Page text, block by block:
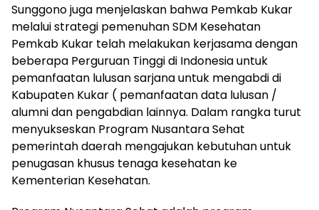
Sunggono juga menjelaskan bahwa Pemkab Kukar
melalui strategi pemenuhan SDM Kesehatan
Pemkab Kukar telah melakukan kerjasama dengan
beberapa Perguruan Tinggi di Indonesia untuk
pemanfaatan lulusan sarjana untuk mengabdi di
Kabupaten Kukar ( pemanfaatan data lulusan /
alumni dan pengabdian lainnya. Dalam rangka turut
menyukseskan Program Nusantara Sehat
pemerintah daerah mengajukan kebutuhan untuk
penugasan khusus tenaga kesehatan ke
Kementerian Kesehatan.